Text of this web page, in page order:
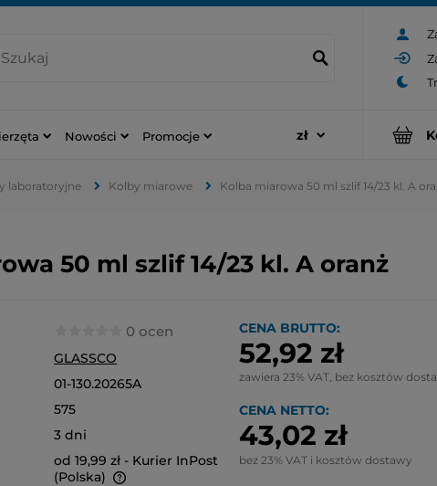
Nowości Promocje
laboratoryjne Kolby miarowe Kolba miarowa 50 ml szlif 14/23 kl. A
50 ml szlif 14/23 kl. A oranż
0 ocen
GLASSCO
01-130.20265A
575
3 dni
od 19,99 zł - Kurier InPost
(Polska)
CENA BRUTTO:
52,92 zł
zawiera 23% VAT, bez kosztów
CENA NETTO:
43,02 zł
bez 23% VAT i kosztów dostawy